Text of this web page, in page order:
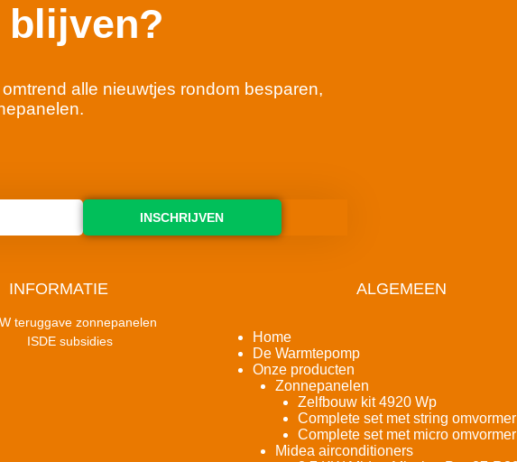
blijven?
alle nieuwtjes rondom besparen,
INSCHRIJVEN
INFORMATIE
teruggave zonnepanelen
ISDE subsidies
ALGEMEEN
Home
De Warmtepomp
Onze producten
Zonnepanelen
Zelfbouw kit 4920 Wp
Complete set met string omvormer
Complete set met micro omvormer
Midea airconditioners